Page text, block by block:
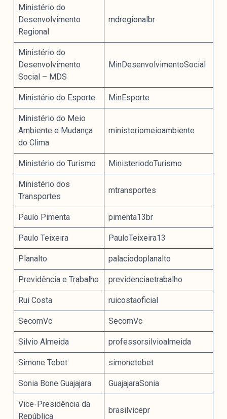
Ministério do
Desenvolvimento
Regional
mdregionalbr
Ministério do
Desenvolvimento
Social – MDS
MinDesenvolvimentoSocial
Ministério do Esporte MinEsporte
Ministério do Meio
Ambiente e Mudança
do Clima
ministeriomeioambiente
Ministério do Turismo MinisteriodoTurismo
Ministério dos
Transportes
mtransportes
Paulo Pimenta pimenta13br
Paulo Teixeira PauloTeixeira13
Planalto palaciodoplanalto
Previdência e Trabalho previdenciaetrabalho
Rui Costa ruicostaoficial
SecomVc SecomVc
Silvio Almeida professorsilvioalmeida
Simone Tebet simonetebet
Sonia Bone Guajajara GuajajaraSonia
Vice-Presidência da
República
brasilvicepr